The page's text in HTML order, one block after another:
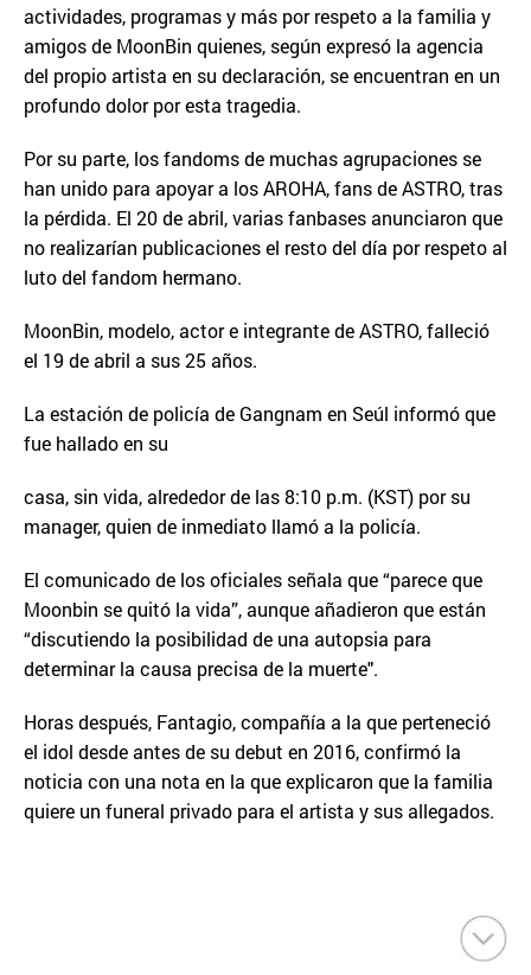
actividades, programas y más por respeto a la familia y
amigos de MoonBin quienes, según expresó la agencia
del propio artista en su declaración, se encuentran en un
profundo dolor por esta tragedia.
Por su parte, los fandoms de muchas agrupaciones se
han unido para apoyar a los AROHA, fans de ASTRO, tras
la pérdida. El 20 de abril, varias fanbases anunciaron que
no realizarían publicaciones el resto del día por respeto al
luto del fandom hermano.
MoonBin, modelo, actor e integrante de ASTRO, falleció
el 19 de abril a sus 25 años.
La estación de policía de Gangnam en Seúl informó que
fue hallado en su
casa, sin vida, alrededor de las 8:10 p.m. (KST) por su
manager, quien de inmediato llamó a la policía.
El comunicado de los oficiales señala que “parece que
Moonbin se quitó la vida”, aunque añadieron que están
“discutiendo la posibilidad de una autopsia para
determinar la causa precisa de la muerte".
Horas después, Fantagio, compañía a la que perteneció
el idol desde antes de su debut en 2016, confirmó la
noticia con una nota en la que explicaron que la familia
quiere un funeral privado para el artista y sus allegados.